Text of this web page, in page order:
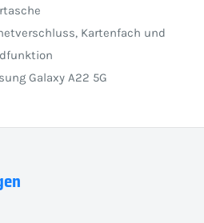
Kartenfach und
Galaxy A22 5G